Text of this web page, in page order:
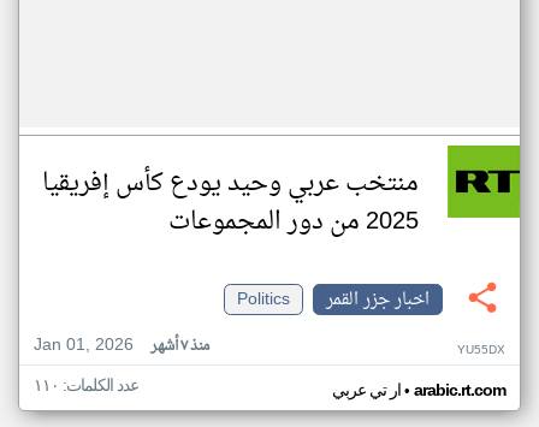
منتخب عربي وحيد يودع كأس إفريقيا
2025 من دور المجموعات
اخبار جزر القمر
Politics
Jan 01, 2026
منذ ٧ أشهر YU55DX
ار تي عربي• arabic.rt.com عدد الكلمات: ١١٠